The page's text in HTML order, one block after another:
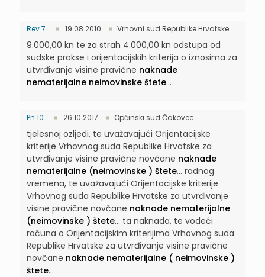
Rev 7... 19.08.2010. Vrhovni sud Republike Hrvatske
9.000,00 kn te za strah 4.000,00 kn odstupa od
sudske prakse i orijentacijskih kriterija o iznosima za
utvrđivanje visine pravične naknade
nematerijalne neimovinske štete...
Pn 10... 26.10.2017. Općinski sud Čakovec
tjelesnoj ozljedi, te uvažavajući Orijentacijske
kriterije Vrhovnog suda Republike Hrvatske za
utvrđivanje visine pravične novčane naknade
nematerijalne (neimovinske ) štete... radnog
vremena, te uvažavajući Orijentacijske kriterije
Vrhovnog suda Republike Hrvatske za utvrđivanje
visine pravične novčane naknade nematerijalne
(neimovinske ) štete... ta naknada, te vodeći
računa o Orijentacijskim kriterijima Vrhovnog suda
Republike Hrvatske za utvrđivanje visine pravične
novčane naknade nematerijalne ( neimovinske )
štete...